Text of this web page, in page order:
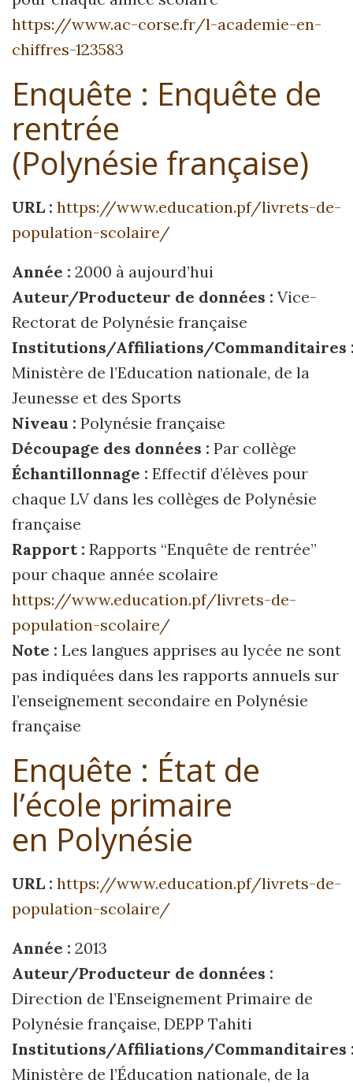
https://www.ac-corse.fr/l-academie-en-
chiffres-123583
Enquête : Enquête de
rentrée
(Polynésie française)
URL : https://www.education.pf/livrets-de-
population-scolaire/
Année : 2000 à aujourd’hui
Auteur/Producteur de données : Vice-
Rectorat de Polynésie française
Institutions/Affiliations/Commanditaires
Ministère de l’Education nationale, de la
Jeunesse et des Sports
Niveau : Polynésie française
Découpage des données : Par collège
Échantillonnage : Effectif d’élèves pour
chaque LV dans les collèges de Polynésie
française
Rapport : Rapports “Enquête de rentrée”
pour chaque année scolaire
https://www.education.pf/livrets-de-
population-scolaire/
Note : Les langues apprises au lycée ne sont
pas indiquées dans les rapports annuels sur
l’enseignement secondaire en Polynésie
française
Enquête : État de
l’école primaire
en Polynésie
URL : https://www.education.pf/livrets-de-
population-scolaire/
Année : 2013
Auteur/Producteur de données :
Direction de l’Enseignement Primaire de
Polynésie française, DEPP Tahiti
Institutions/Affiliations/Commanditaires
Ministère de l’Éducation nationale, de la